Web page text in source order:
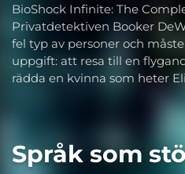
BioShock Infinite: The
Privatdetektiven Booker
fel typ av personer och
uppgift: att resa till en
rädda en kvinna som heter
Språk som